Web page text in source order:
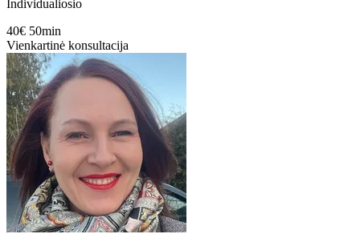
Individualiosio
40€ 50min
Vienkartinė konsultacija